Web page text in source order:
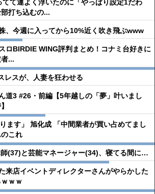
てて運よく浮いたのに「やっぱり設定1だわ
打ち込むの...
、今週に入ってから10%近く吹き飛ぶwww
ロBIRDIE WING評判まとめ！コナミ台好きに
...
レスが、人妻を狂わせる
道3 #26・前編【5年越しの「夢」叶いまし
ます」 旭化成 「中間業者が買い占めてまし
これ
師(37)と芸能マネージャー(34)、寝てる間に…
来店イベントディレクターさんがやらかした
ｗｗ